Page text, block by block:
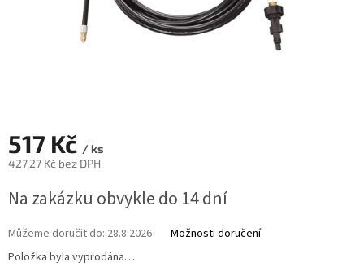
517 Kč / ks
427,27 Kč bez DPH
cena:
Na zakázku obvykle do 14 dní
Můžeme doručit do: 28.8.2026
Možnosti doručení
Položka byla vyprodána…